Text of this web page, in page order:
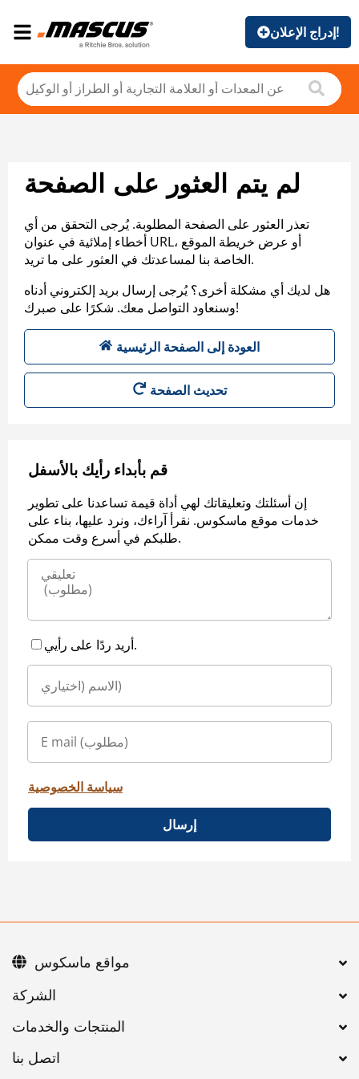
إدراج الإعلان!
لم يتم العثور على الصفحة
تعذر العثور على الصفحة المطلوبة. يُرجى التحقق من أي
أخطاء إملائية في عنوان URL، أو عرض خريطة الموقع
الخاصة بنا لمساعدتك في العثور على ما تريد.
هل لديك أي مشكلة أخرى؟ يُرجى إرسال بريد إلكتروني أدناه
وسنعاود التواصل معك. شكرًا على صبرك!
العودة إلى الصفحة الرئيسية
تحديث الصفحة
قم بأبداء رأيك بالأسفل
إن أسئلتك وتعليقاتك لهي أداة قيمة تساعدنا على تطوير
خدمات موقع ماسكوس. نقرأ آراءك، ونرد عليها، بناء على
طلبكم في أسرع وقت ممكن.
أريد ردًا على رأيي.
سياسة الخصوصية
إرسال
اتصل بنا
مواقع ماسكوس